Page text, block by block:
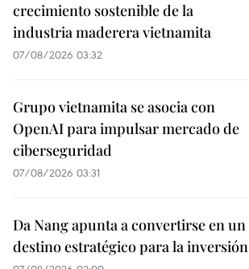
crecimiento sostenible de la
industria maderera vietnamita
07/08/2026 03:32
Grupo vietnamita se asocia con
OpenAI para impulsar mercado de
ciberseguridad
07/08/2026 03:31
Da Nang apunta a convertirse en un
destino estratégico para la inversión